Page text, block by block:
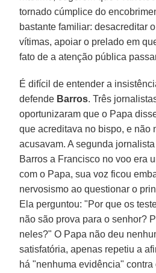
tornado cúmplice do
bastante familiar: desacreditar
vítimas, apoiar o prelado em
fato de a atenção pública
É difícil de entender a
defende Barros. Três
oportunizaram que o Papa
que acreditava no bispo, e não
acusavam. A segunda
Barros a Francisco no voo era
com o Papa, sua voz ficou
nervosismo ao questionar o
Ela perguntou: "Por que os
não são prova para o senhor?
neles?" O Papa não deu
satisfatória, apenas repetiu a
há "nenhuma evidência" contra